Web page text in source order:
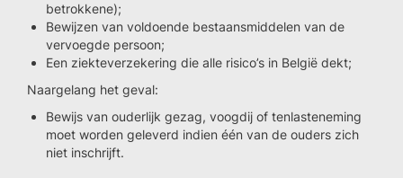
betrokkene);
Bewijzen van voldoende bestaansmiddelen van de
vervoegde persoon;
Een ziekteverzekering die alle risico’s in België dekt;
Naargelang het geval:
Bewijs van ouderlijk gezag, voogdij of tenlasteneming
moet worden geleverd indien één van de ouders zich
niet inschrijft.